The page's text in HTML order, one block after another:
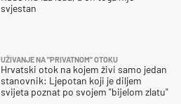
svjestan
UŽIVANJE NA "PRIVATNOM" OTOKU
Hrvatski otok na kojem živi samo jedan
stanovnik: Ljepotan koji je diljem
svijeta poznat po svojem "bijelom zlatu"